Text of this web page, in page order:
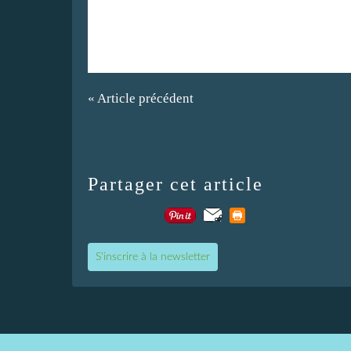
« Article précédent
Partager cet article
S'inscrire à la newsletter